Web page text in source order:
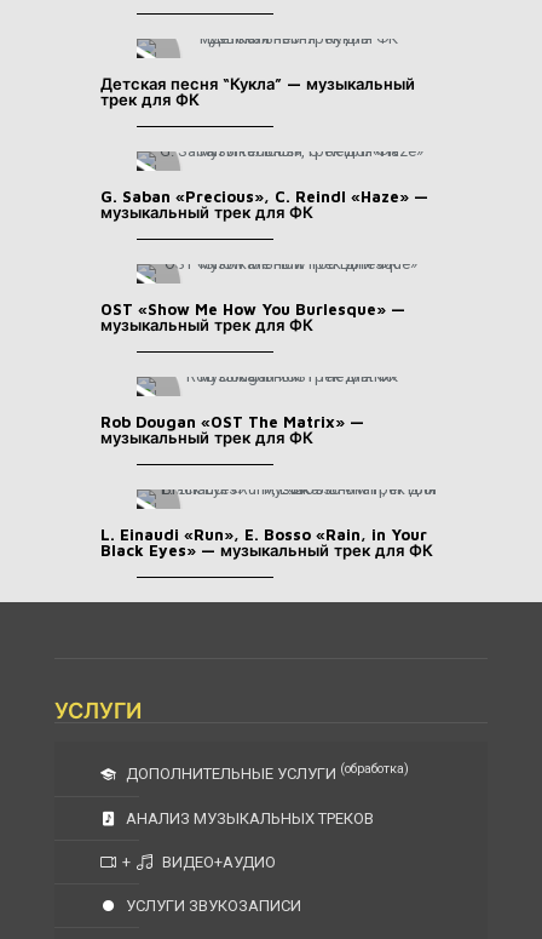
Детская песня “Кукла” — музыкальный
трек для ФК
G. Saban «Precious», C. Reindl «Haze» —
музыкальный трек для ФК
OST «Show Me How You Burlesque» —
музыкальный трек для ФК
Rob Dougan «OST The Matrix» —
музыкальный трек для ФК
L. Einaudi «Run», E. Bosso «Rain, in Your
Black Eyes» — музыкальный трек для ФК
УСЛУГИ
ДОПОЛНИТЕЛЬНЫЕ УСЛУГИ (обработка)
АНАЛИЗ МУЗЫКАЛЬНЫХ ТРЕКОВ
+ ВИДЕО+АУДИО
УСЛУГИ ЗВУКОЗАПИСИ